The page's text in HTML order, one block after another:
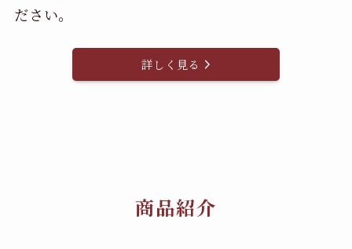
ださい。
詳しく見る
商品紹介